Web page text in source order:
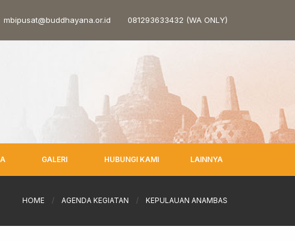
mbipusat@buddhayana.or.id 081293633432 (WA ONLY)
GALERI HUBUNGI KAMI LAINNYA
HOME / AGENDA KEGIATAN / KEPULAUAN ANAMBAS